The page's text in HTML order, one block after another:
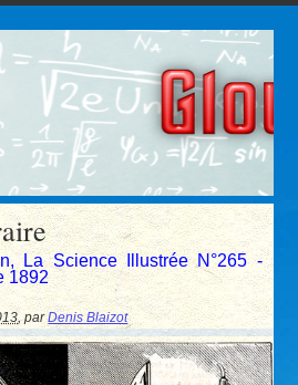
La Science Illustrée N°265 -
1892
,parDenis Blaizot